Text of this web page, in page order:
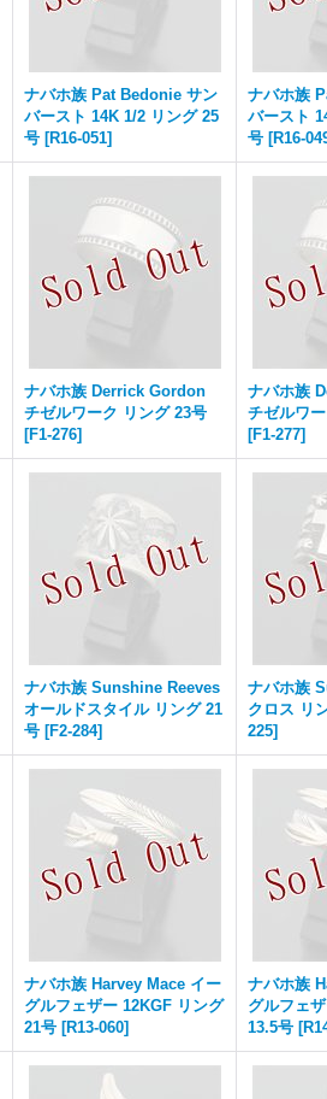
ナバホ族 Pat Bedonie サン
バースト 14K 1/2 リング 25
号 [R16-051]
ナバホ族
バースト
号 [R16-
ナバホ族 Derrick Gordon
チゼルワーク リング 23号
[F1-276]
ナバホ族
チゼルワ
[F1-277]
ナバホ族 Sunshine Reeves
オールドスタイル リング 21
号 [F2-284]
ナバホ族
クロス リ
225]
ナバホ族 Harvey Mace イー
グルフェザー 12KGF リング
21号 [R13-060]
ナバホ族
グルフェ
13.5号 [